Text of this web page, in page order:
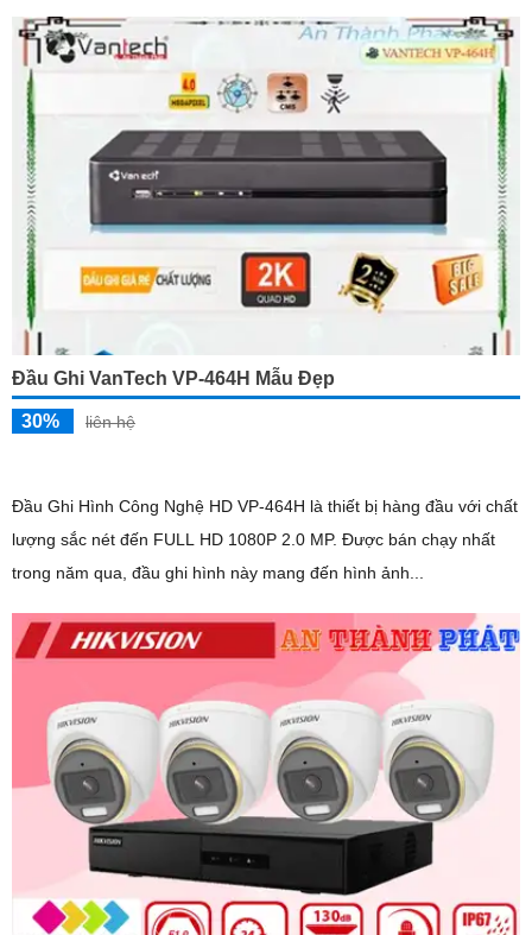
Đầu Ghi VanTech VP-464H Mẫu Đẹp
30% liên hệ
Đầu Ghi Hình Công Nghệ HD VP-464H là thiết bị hàng đầu với chất
lượng sắc nét đến FULL HD 1080P 2.0 MP. Được bán chạy nhất
trong năm qua, đầu ghi hình này mang đến hình ảnh...